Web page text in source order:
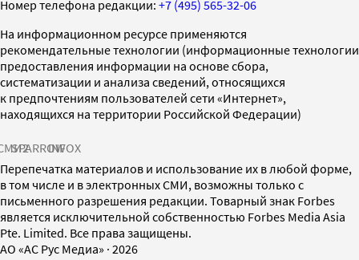
Номер телефона редакции: +7 (495) 565-32-06
На информационном ресурсе применяются
рекомендательные технологии (информационные технологии
предоставления информации на основе сбора,
систематизации и анализа сведений, относящихся
к предпочтениям пользователей сети «Интернет»,
находящихся на территории Российской Федерации)
SPARROWINFOX
Перепечатка материалов и использование их в любой форме,
в том числе и в электронных СМИ, возможны только с
письменного разрешения редакции. Товарный знак Forbes
является исключительной собственностью Forbes Media Asia
Pte. Limited. Все права защищены.
AO «АС Рус Медиа» · 2026